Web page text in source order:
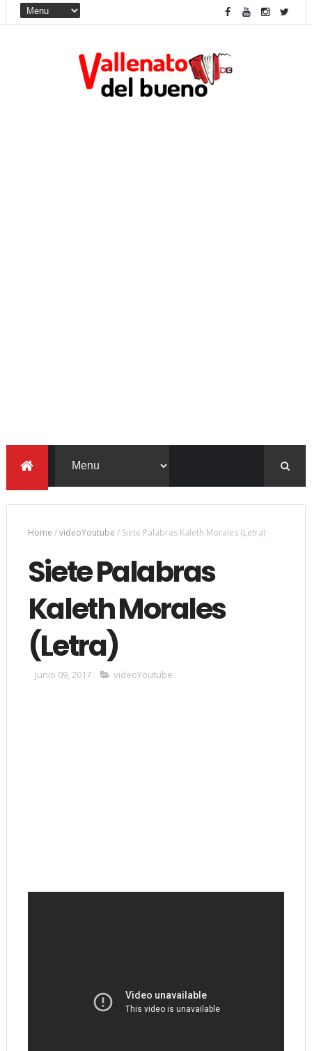
Home /videoYoutube / Siete Palabras Kaleth Morales (Letra)
Siete Palabras
Kaleth Morales
(Letra)
junio 09, 2017 videoYoutube